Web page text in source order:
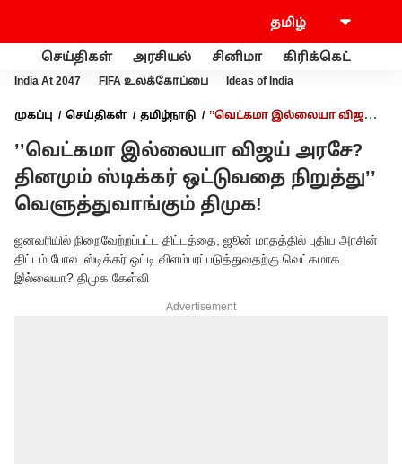
செய்திகள் அரசியல் சினிமா கிரிக்கெட்
India At 2047 FIFA உலக்கோப்பை Ideas of India
முகப்பு செய்திகள் தமிழ்நாடு
’’வெட்கமா இல்லையா விஜய்
திமுக!
’’வெட்கமா இல்லையா விஜய் அரசே?
தினமும் ஸ்டிக்கர் ஒட்டுவதை நிறுத்து’’
வெளுத்துவாங்கும் திமுக!
ஜனவரியில் நிறைவேற்றப்பட்ட திட்டத்தை, ஜூன் மாதத்தில் புதிய அரசின்
திட்டம் போல ஸ்டிக்கர் ஒட்டி விளம்பரப்படுத்துவதற்கு வெட்கமாக
இல்லையா? திமுக கேள்வி
Advertisement